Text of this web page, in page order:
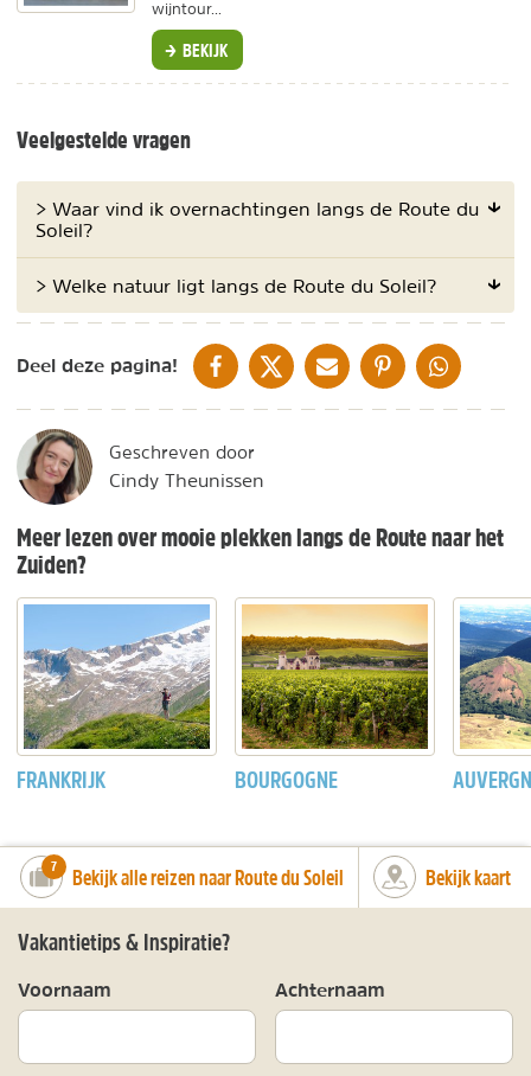
wijntour...
BEKIJK
Veelgestelde vragen
> Waar vind ik overnachtingen langs de Route du
Soleil?
> Welke natuur ligt langs de Route du Soleil?
Deel deze pagina! DELEN OP FACEBOOK
DELEN OP XDELEN VIA DE MAIL
DELEN OP PINTEREST
DELEN OP
Geschreven door
Cindy Theunissen
Meer lezen over mooie plekken langs de Route naar het
Zuiden?
FRANKRIJK BOURGOGNE
number_of_trips:
7 Bekijk alle reizen naar Route du Soleil Bekijk kaart
Vakantietips & Inspiratie?
Voornaam Achternaam